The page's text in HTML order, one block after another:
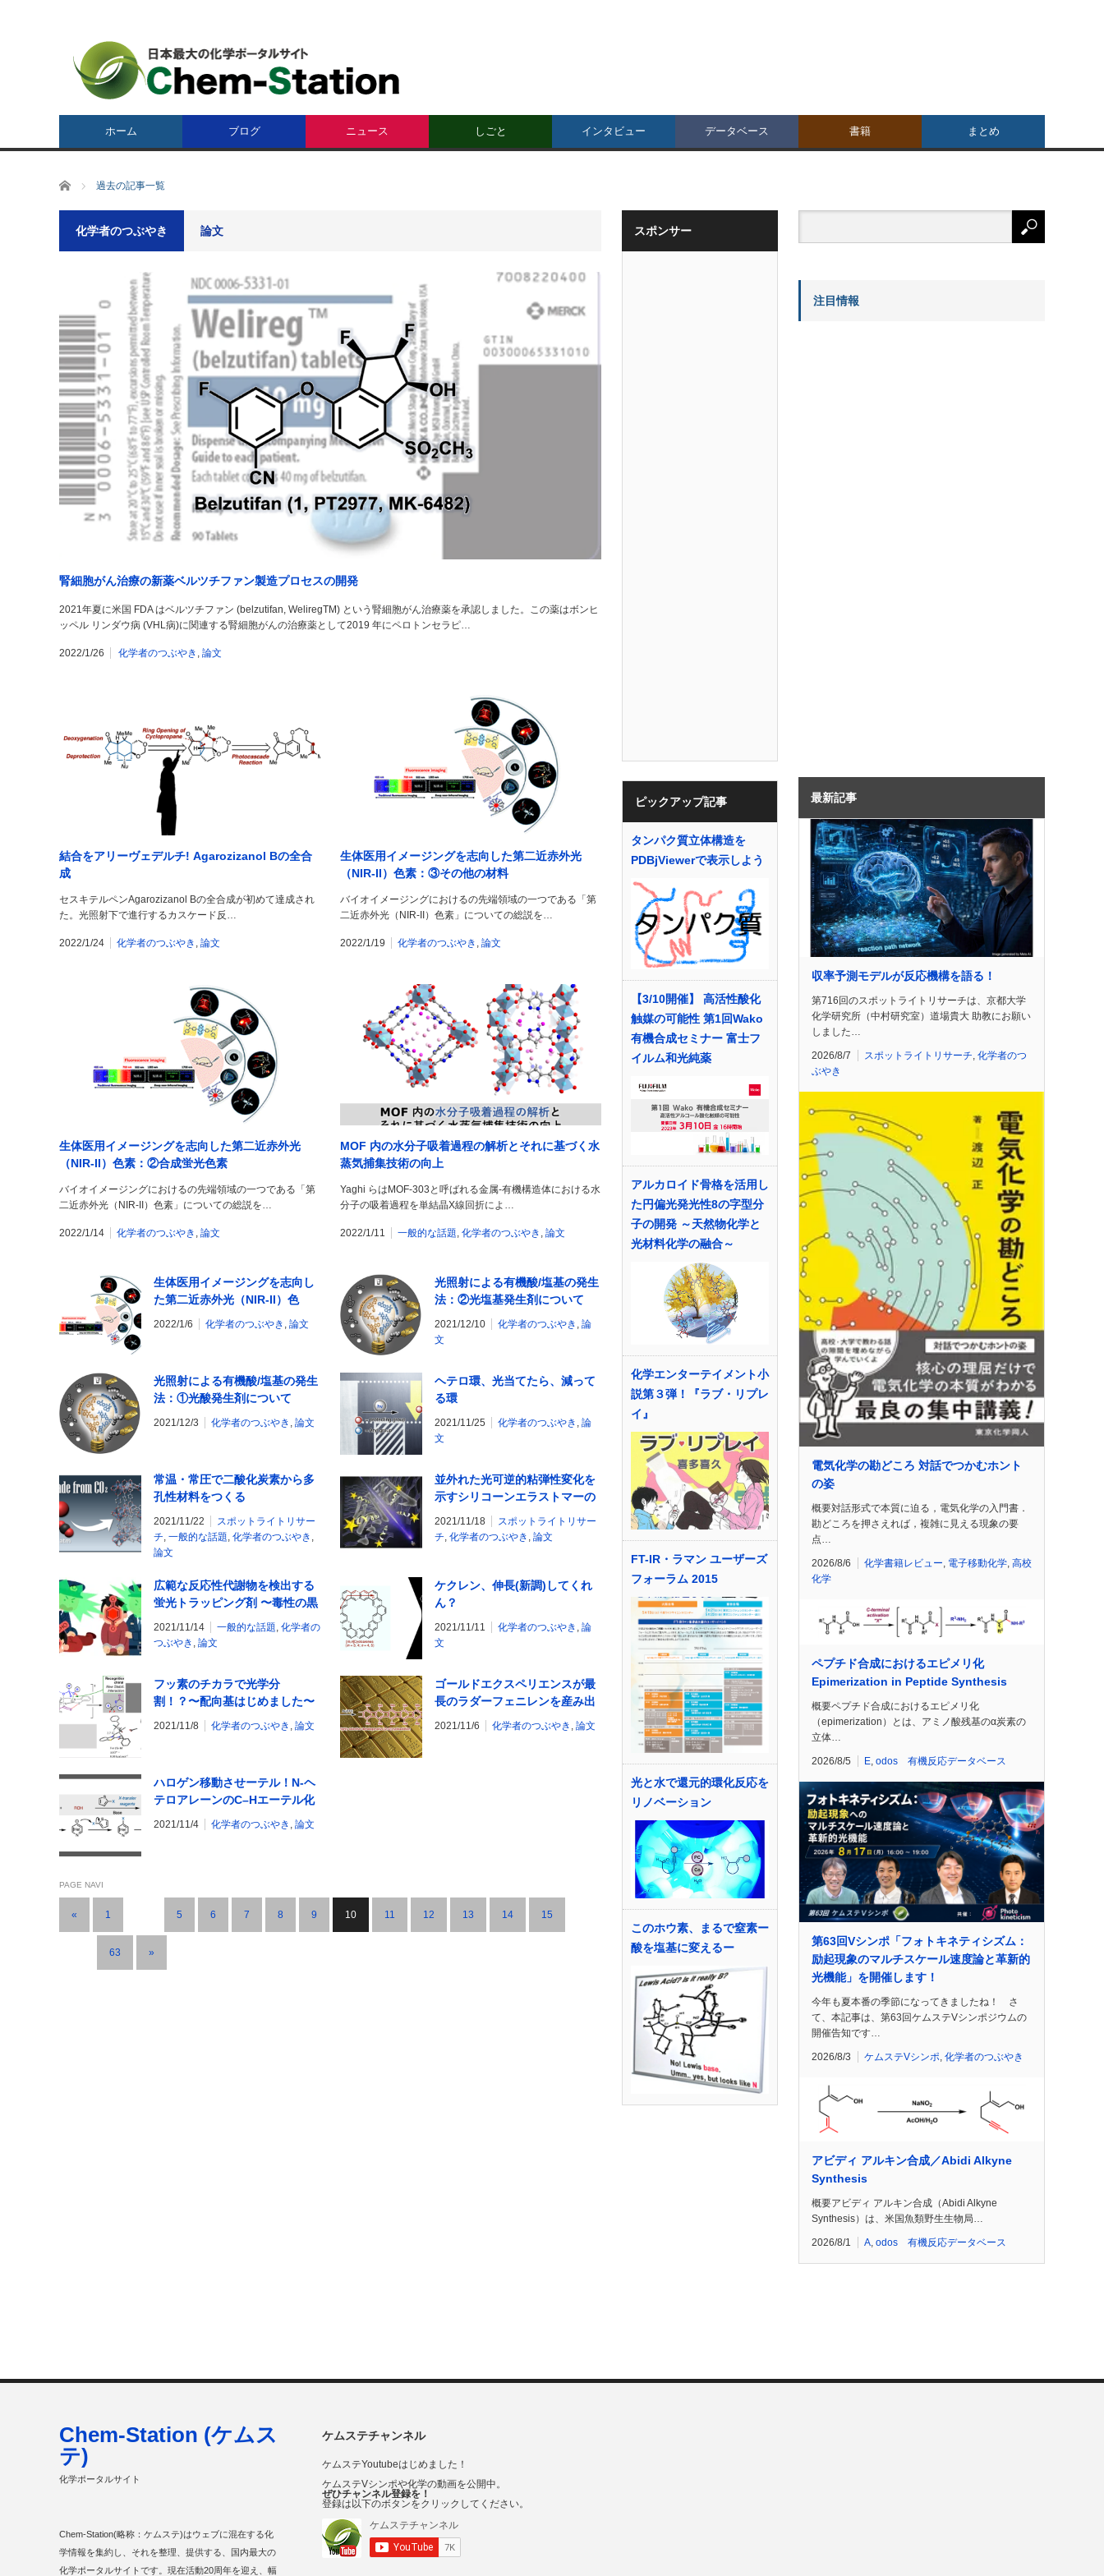
ホーム ブログ ニュース しごと インタビュー データベース 書籍 まとめ
ホーム 過去の記事一覧
化学者のつぶやき 論文
腎細胞がん治療の新薬ベルツチファン製造プロセスの開発
2021年夏に米国 FDA はベルツチファン (belzutifan, WeliregTM) という腎細胞がん治療薬を承認しました。この薬はボンヒ
ッペル リンダウ病 (VHL病)に関連する腎細胞がんの治療薬として2019 年にペロトンセラピ…
2022/1/26 化学者のつぶやき , 論文
結合をアリーヴェデルチ! Agarozizanol Bの全合
成
セスキテルペンAgarozizanol Bの全合成が初めて達成され
た。光照射下で進行するカスケード反…
2022/1/24 化学者のつぶやき , 論文
生体医用イメージングを志向した第二近赤外光
（NIR-II）色素：③その他の材料
バイオイメージングにおけるの先端領域の一つである「第
二近赤外光（NIR-II）色素」についての総説を…
2022/1/19 化学者のつぶやき , 論文
生体医用イメージングを志向した第二近赤外光
（NIR-II）色素：②合成蛍光色素
バイオイメージングにおけるの先端領域の一つである「第
二近赤外光（NIR-II）色素」についての総説を…
2022/1/14 化学者のつぶやき , 論文
MOF 内の水分子吸着過程の解析とそれに基づく水
蒸気捕集技術の向上
Yaghi らはMOF-303と呼ばれる金属-有機構造体における水
分子の吸着過程を単結晶X線回折によ…
2022/1/11 一般的な話題, 化学者のつぶやき , 論文
生体医用イメージングを志向し
た第二近赤外光（NIR-II）色
素：①単層カーボンナノチュー
2022/1/6 化学者のつぶやき , 論文
光照射による有機酸/塩基の発生
法：②光塩基発生剤について
2021/12/10 化学者のつぶやき , 論
文
光照射による有機酸/塩基の発生
法：①光酸発生剤について
2021/12/3 化学者のつぶやき , 論文
ヘテロ環、光当てたら、減って
る環
2021/11/25 化学者のつぶやき , 論
文
常温・常圧で二酸化炭素から多
孔性材料をつくる
2021/11/22
スポットライトリサー
チ, 一般的な話題, 化学者のつぶやき ,
論文
並外れた光可逆的粘弾性変化を
示すシリコーンエラストマーの
開発～市販のレーザーポインタ
ーをあてるだけで簡単にはがせ
2021/11/18
スポットライトリサー
チ, 化学者のつぶやき , 論文
広範な反応性代謝物を検出する
蛍光トラッピング剤 〜毒性の黒
幕を捕まえろ〜
2021/11/14 一般的な話題, 化学者の
つぶやき , 論文
ケクレン、伸長(新調)してくれ
ん？
2021/11/11 化学者のつぶやき , 論
文
フッ素のチカラで光学分
割！？〜配向基はじめました〜
2021/11/8 化学者のつぶやき , 論文
ゴールドエクスペリエンスが最
長のラダーフェニレンを産み出
2021/11/6 化学者のつぶやき , 論文
ハロゲン移動させーテル！N-ヘ
テロアレーンのC–Hエーテル化
2021/11/4 化学者のつぶやき , 論文
PAGE NAVI
« 1 5 6 7 8 9 10 11 12 13 14 15
63 »
スポンサー
ピックアップ記事
タンパク質立体構造を
PDBjViewerで表示しよう
【3/10開催】 高活性酸化
触媒の可能性 第1回Wako
有機合成セミナー 富士フ
イルム和光純薬
アルカロイド骨格を活用し
た円偏光発光性8の字型分
子の開発 ～天然物化学と
光材料化学の融合～
化学エンターテイメント小
説第３弾！『ラブ・リプレ
イ』
FT-IR・ラマン ユーザーズ
フォーラム 2015
光と水で還元的環化反応を
リノベーション
このホウ素、まるで窒素ー
酸を塩基に変えるー
注目情報
最新記事
収率予測モデルが反応機構を語る！
第716回のスポットライトリサーチは、京都大学
化学研究所（中村研究室）道場貴大 助教にお願い
しました…
2026/8/7 スポットライトリサーチ 化学者のつ
ぶやき
電気化学の勘どころ 対話でつかむホント
の姿
概要対話形式で本質に迫る，電気化学の入門書．
勘どころを押さえれば，複雑に見える現象の要
点…
2026/8/6 化学書籍レビュー 電子移動化学 高校
化学
ペプチド合成におけるエピメリ化
Epimerization in Peptide Synthesis
概要ペプチド合成におけるエピメリ化
（epimerization）とは、アミノ酸残基のα炭素の
立体…
2026/8/5 E odos 有機反応データベース
第63回Vシンポ「フォトキネティシズム：
励起現象のマルチスケール速度論と革新的
光機能」を開催します！
今年も夏本番の季節になってきましたね！ さ
て、本記事は、第63回ケムステVシンポジウムの
開催告知です…
2026/8/3 ケムステVシンポ, 化学者のつぶやき
アビディ アルキン合成／Abidi Alkyne
Synthesis
概要アビディ アルキン合成（Abidi Alkyne
Synthesis）は、米国魚類野生生物局…
2026/8/1 A, odos 有機反応データベース
ケムステチャンネル
ケムステYoutubeはじめました！
ケムステVシンポや化学の動画を公開中。
ぜひチャンネル登録を！
登録は以下のボタンをクリックしてください。
Chem-Station (ケムス
テ)
化学ポータルサイト
Chem-Station(略称：ケムステ)はウェブに混在する化
学情報を集約し、それを整理、提供する、国内最大の
化学ポータルサイトです。現在活動20周年を迎え、幅